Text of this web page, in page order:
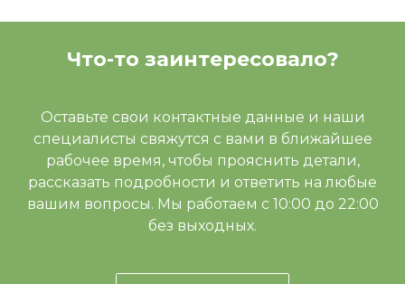
Что-то заинтересовало?
Оставьте свои контактные данные и наши
специалисты свяжутся с вами в ближайшее
рабочее время, чтобы прояснить детали,
рассказать подробности и ответить на любые
вашим вопросы. Мы работаем с 10:00 до 22:00
без выходных.